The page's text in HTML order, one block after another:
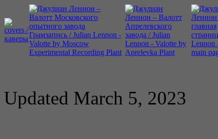
Updated March 5, 2023